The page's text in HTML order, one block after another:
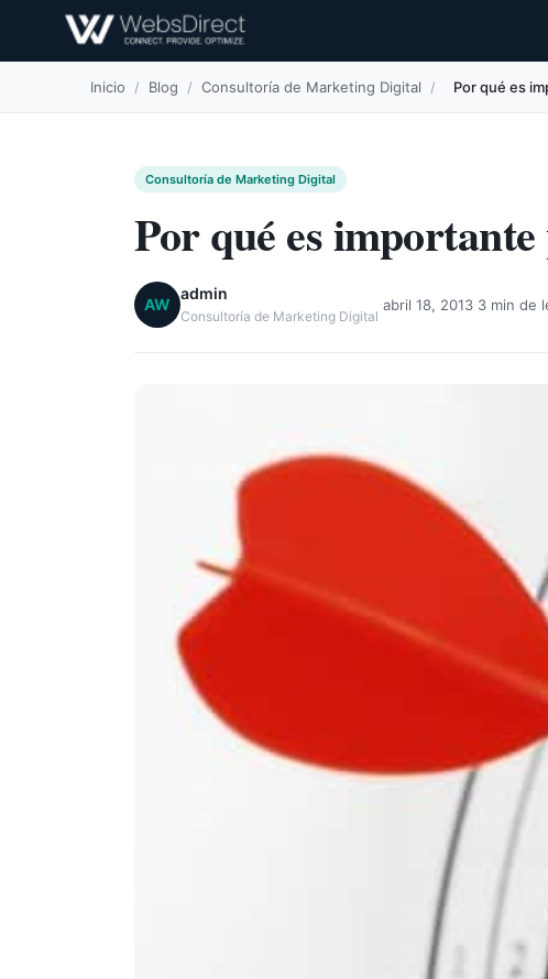
Inicio / Blog / Consultoría de Marketing Digital / Por qué es
Consultoría de Marketing Digital
Por qué es
AW
admin
Consultoría de Marketing Digital
abril 18, 2013 3 min de